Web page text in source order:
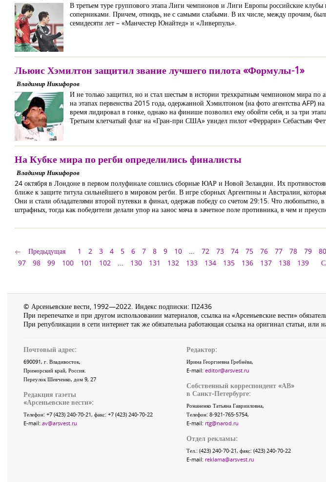
В третьем туре группового этапа Лиги чемпионов и Лиги Европы российские
соперниками. Причем, отнюдь, не с самыми слабыми. В их числе, между прочим,
семидесяти лет – «Манчестер Юнайтед» и «Ливерпуль».
Льюис Хэмилтон защитил звание лучшего пилота «Формулы-1»
Владимир Никифоров
И не только защитил, но и стал шестым в истории трехкратным чемпионом мира по
на этапах первенства 2015 года, одержанной Хэмилтоном (на фото агентства
время лидировал в гонке, однако на финише позволил ему обойти себя, и за три
Третьим клетчатый флаг на «Гран-при США» увидел пилот «Феррари» Себастьян
На Кубке мира по регби определились финалисты
Владимир Никифоров
24 октября в Лондоне в первом полуфинале сошлись сборные ЮАР и Новой Зеландии. Их
ближе к защите титула сильнейшего в мировом регби. В игре сборных Аргентины и Австралии,
Они и стали обладателями второй путевки в финал, одержав победу со счетом 29:15. Что любопытно,
штрафных, тогда как победители делали упор на занос мяча в зачетное поле противника, в чем и
Предыдущая 1 2 3 4 5 6 7 8 9 10 ... 72 73 74 75 76 77 78 79 80
97
98 99 100 101 102 ... 130 131 132 133 134 135 136 137 138 139
© Арсеньевские вести, 1992—2022. Индекс подписки: П2436
При перепечатке и при другом использовании материалов, ссылка на «Арсеньевские вести»
При републикации в сети интернет так же обязательна работающая ссылка на оригинал статьи, или
Почтовый адрес:
690091, г. Владивосток,
Приморский край, Россия.
Переулок Шевченко, дом 9, 27
Редакция газеты
«Арсеньевские вести»:
Телефон: +7 (423) 240-70-21, факс: +7 (423) 240-70-22
E-mail: av@arsvest.ru
Редактор:
Ирина Георгиевна Гребнёва,
E-mail: editor@arsvest.ru
Собственный корреспондент «АВ»
в Санкт-Петербурге:
Романенко Татьяна Гаврииловна,
Телефон: 8-921-765-5754,
E-mail: rtg@narod.ru
Отдел рекламы:
Тел.: (423) 240-70-21, факс: (423) 240-70-22
E-mail: reklama@arsvest.ru